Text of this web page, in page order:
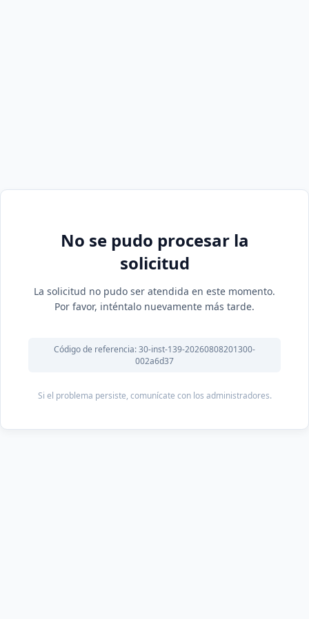
No se pudo procesar la
solicitud
La solicitud no pudo ser atendida en este momento.
Por favor, inténtalo nuevamente más tarde.
Código de referencia: 30-inst-139-20260808201300-
002a6d37
Si el problema persiste, comunícate con los administradores.